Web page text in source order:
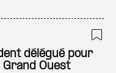
délégué pour
Grand Ouest